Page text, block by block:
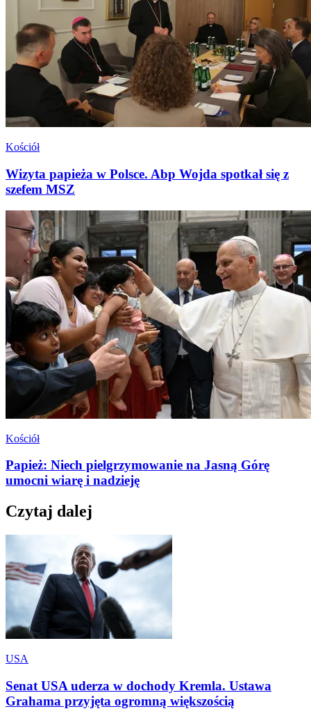
Kościół
Wizyta papieża w Polsce. Abp Wojda spotkał się z
szefem MSZ
Kościół
Papież: Niech pielgrzymowanie na Jasną Górę
umocni wiarę i nadzieję
Czytaj dalej
USA
Senat USA uderza w dochody Kremla. Ustawa
Grahama przyjęta ogromną większością